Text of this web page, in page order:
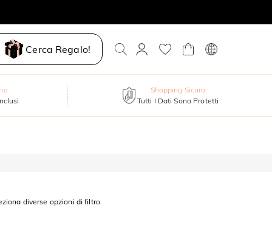
Cerca Regalo!
Shopping Sicuro
Tutti I Dati Sono Protetti
diverse opzioni di filtro.